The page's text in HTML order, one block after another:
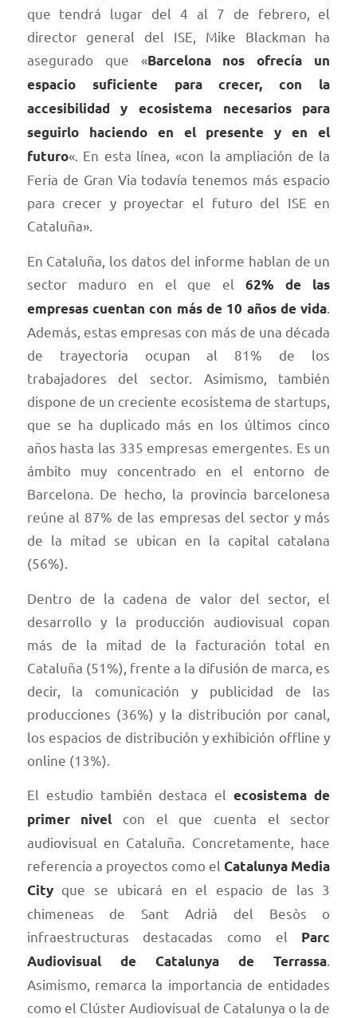
que tendrá lugar del 4 al 7 de febrero, el
director general del ISE, Mike Blackman ha
asegurado que «Barcelona nos ofrecía un
espacio suficiente para crecer, con la
accesibilidad y ecosistema necesarios para
seguirlo haciendo en el presente y en el
futuro«. En esta línea, «con la ampliación de la
Feria de Gran Via todavía tenemos más espacio
para crecer y proyectar el futuro del ISE en
Cataluña».
En Cataluña, los datos del informe hablan de un
sector maduro en el que el62% de las
empresas cuentan con más de 10 años de vida
Además, estas empresas con más de una década
de trayectoria ocupan al 81% de los
trabajadores del sector. Asimismo, también
dispone de un creciente ecosistema de startups,
que se ha duplicado más en los últimos cinco
años hasta las 335 empresas emergentes. Es un
ámbito muy concentrado en el entorno de
Barcelona. De hecho, la provincia barcelonesa
reúne al 87% de las empresas del sector y más
de la mitad se ubican en la capital catalana
(56%).
Dentro de la cadena de valor del sector, el
desarrollo y la producción audiovisual copan
más de la mitad de la facturación total en
Cataluña (51%), frente a la difusión de marca, es
decir, la comunicación y publicidad de las
producciones (36%) y la distribución por canal,
los espacios de distribución y exhibición offline y
online (13%).
El estudio también destaca elecosistema de
primer nivel con el que cuenta el sector
audiovisual en Cataluña. Concretamente, hace
referencia a proyectos como elCatalunya Media
Cityque se ubicará en el espacio de las 3
chimeneas de Sant Adrià del Besòs o
infraestructuras destacadas como el Parc
Audiovisual de Catalunya de Terrassa.
Asimismo, remarca la importancia de entidades
como el Clúster Audiovisual de Catalunya o la de